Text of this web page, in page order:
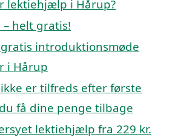
lektiehjælp i Hårup?
– helt gratis!
introduktionsmøde
i Hårup
er tilfreds efter første
få dine penge tilbage
lektiehjælp fra 229 kr.